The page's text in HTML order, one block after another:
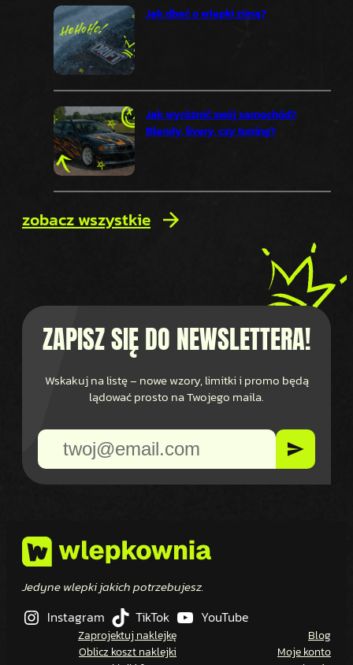
Jak dbać o wlepki zimą?
Jak wyróżnić swój samochód?
Blendy, livery, czy tuning?
zobacz wszystkie
ZAPISZ SIĘ DO NEWSLETTERA!
Wskakuj na listę – nowe wzory, limitki i promo będą
lądować prosto na Twojego maila.
Jedyne wlepki jakich potrzebujesz.
Instagram TikTok YouTube
Zaprojektuj naklejkę
Oblicz koszt naklejki
Blog
Moje konto